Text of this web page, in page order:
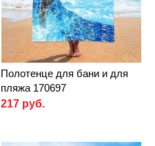
Полотенце для бани и для
пляжа 170697
217 руб.